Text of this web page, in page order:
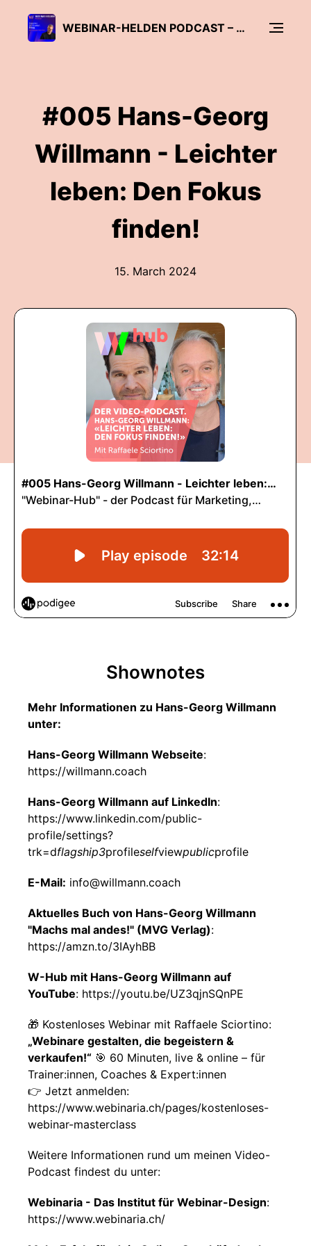
WEBINAR-HELDEN PODCAST – EXPERTEN. SICHTBARKEIT. ERFOLG.
#005 Hans-Georg
Willmann - Leichter
leben: Den Fokus
finden!
15. March 2024
Shownotes
Mehr Informationen zu Hans-Georg Willmann
unter:
Hans-Georg Willmann Webseite:
https://willmann.coach
Hans-Georg Willmann auf LinkedIn:
https://www.linkedin.com/public-
profile/settings?
trk=dflagship3profileselfviewpublicprofile
E-Mail: info@willmann.coach
Aktuelles Buch von Hans-Georg Willmann
"Machs mal andes!" (MVG Verlag):
https://amzn.to/3IAyhBB
W-Hub mit Hans-Georg Willmann auf
YouTube: https://youtu.be/UZ3qjnSQnPE
🎁 Kostenloses Webinar mit Raffaele Sciortino:
„Webinare gestalten, die begeistern &
verkaufen!“ 🎯 60 Minuten, live & online – für
Trainer:innen, Coaches & Expert:innen
👉 Jetzt anmelden:
https://www.webinaria.ch/pages/kostenloses-
webinar-masterclass
Weitere Informationen rund um meinen Video-
Podcast findest du unter:
Webinaria - Das Institut für Webinar-Design:
https://www.webinaria.ch/